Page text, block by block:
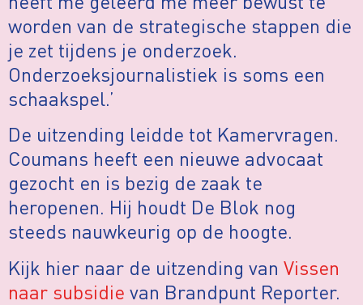
worden van de strategische stappen die
je zet tijdens je onderzoek.
Onderzoeksjournalistiek is soms een
schaakspel.’
De uitzending leidde tot Kamervragen.
Coumans heeft een nieuwe advocaat
gezocht en is bezig de zaak te
heropenen. Hij houdt De Blok nog
steeds nauwkeurig op de hoogte.
Kijk hier naar de uitzending van Vissen
naar subsidie van Brandpunt Reporter.